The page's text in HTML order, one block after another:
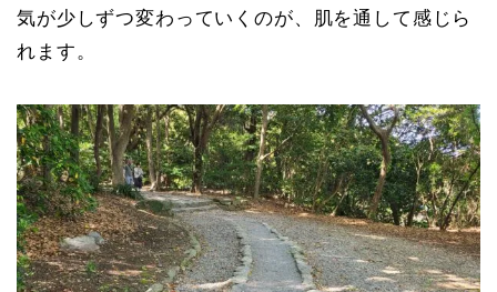
気が少しずつ変わっていくのが、肌を通して感じら
れます。